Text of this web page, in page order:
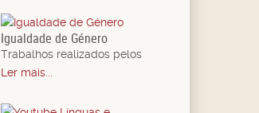
Igualdade de Género
Trabalhos realizados pelos
Ler mais...